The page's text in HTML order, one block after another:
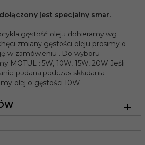
jest specjalny smar.
gęstość oleju dobieramy wg.
zmiany gęstości oleju prosimy o
w zamówieniu . Do wyboru
MOTUL : 5W, 10W, 15W, 20W Jeśli
podana podczas składania
olej o gęstości 10W